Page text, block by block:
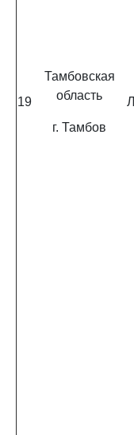
19
Тамбовская
область
г. Тамбов
Л